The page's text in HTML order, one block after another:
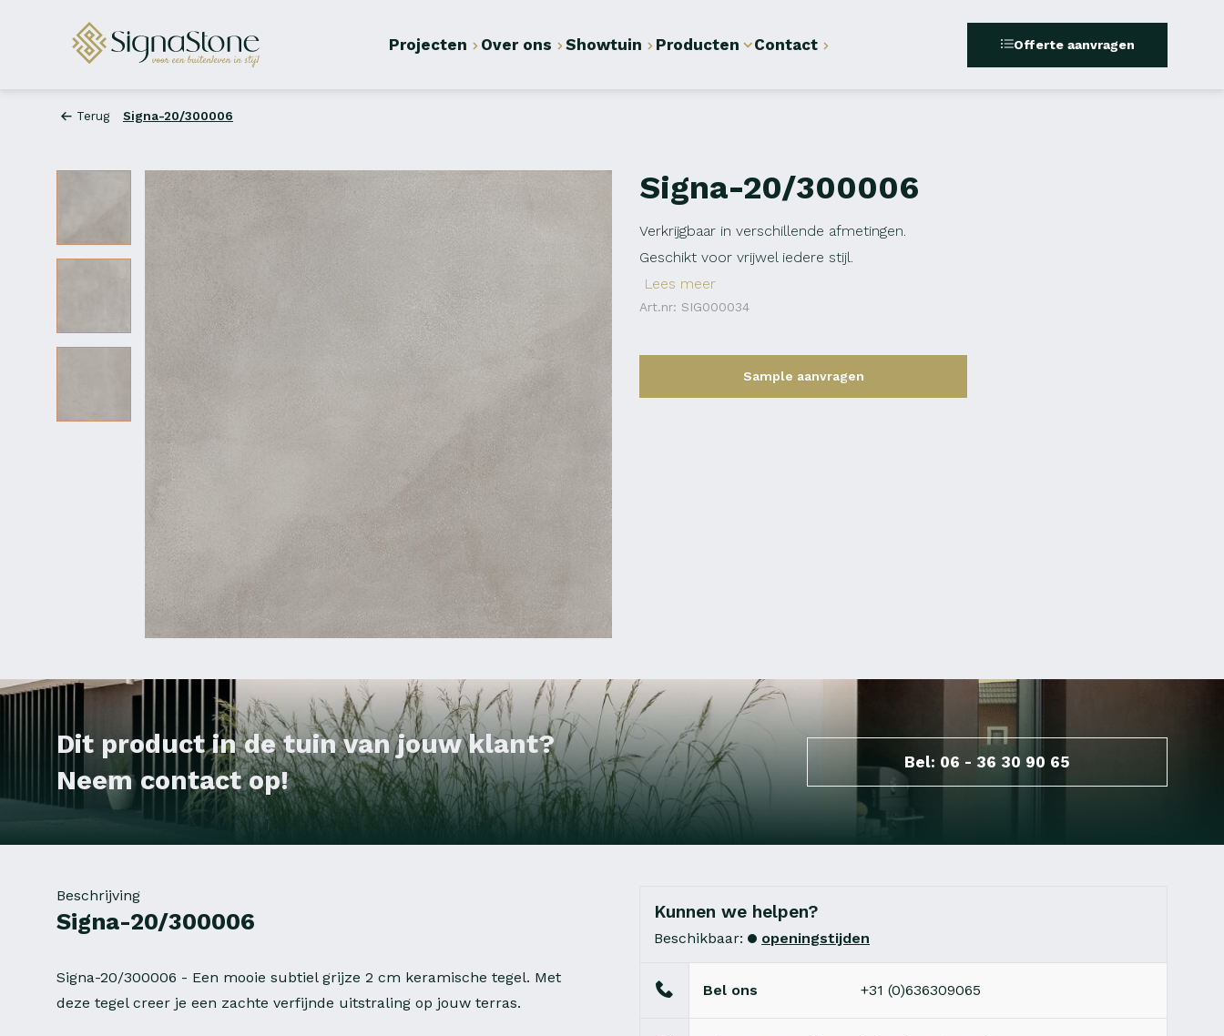
Projecten Over ons Showtuin Producten Contact Offerte aanvragen
Terug Signa-20/300006
Signa-20/300006
Verkrijgbaar in verschillende afmetingen.
Geschikt voor vrijwel iedere stijl.
Lees meer
Art.nr: SIG000034
Sample aanvragen
Dit product in de tuin van jouw klant?
Neem contact op!
Bel: 06 - 36 30 90 65
Beschrijving
Signa-20/300006
Signa-20/300006 - Een mooie subtiel grijze 2 cm keramische tegel. Met
deze tegel creer je een zachte verfijnde uitstraling op jouw terras.
Kunnen we helpen?
Beschikbaar: openingstijden
Bel ons +31 (0)636309065